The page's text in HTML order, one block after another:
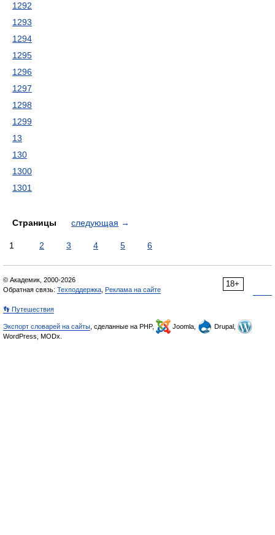
1292
1293
1294
1295
1296
1297
1298
1299
13
130
1300
1301
Страницы следующая →
1 2 3 4 5 6
18+
© Академик, 2000-2026
Обратная связь: Техподдержка Реклама на сайте
👣 Путешествия
Экспорт словарей на сайты , сделанные на PHP, Joomla,
Drupal,
WordPress, MODx.